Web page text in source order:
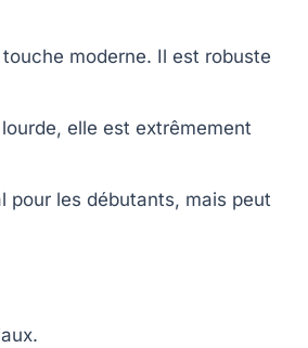
moderne. Il est robuste
elle est extrêmement
pour les débutants, mais peut